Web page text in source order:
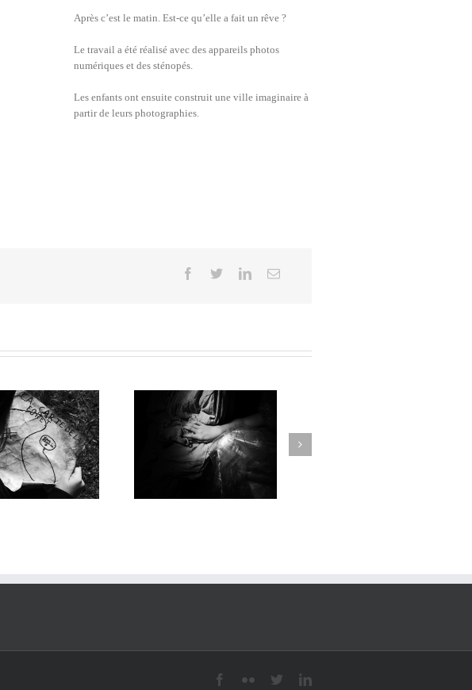
Après c’est le matin. Est-ce qu’elle a fait un rêve ?
Le travail a été réalisé avec des appareils photos
numériques et des sténopés.
Les enfants ont ensuite construit une ville imaginaire à
partir de leurs photographies.
LA BELLE SAUVAGE /
Emmanuel Faivre / École
Houdain-Lez-Bavay
ARTHUR & MERLIN
L’ENCHANTEUR / Emmanuel
Faivre / École de Maroilles